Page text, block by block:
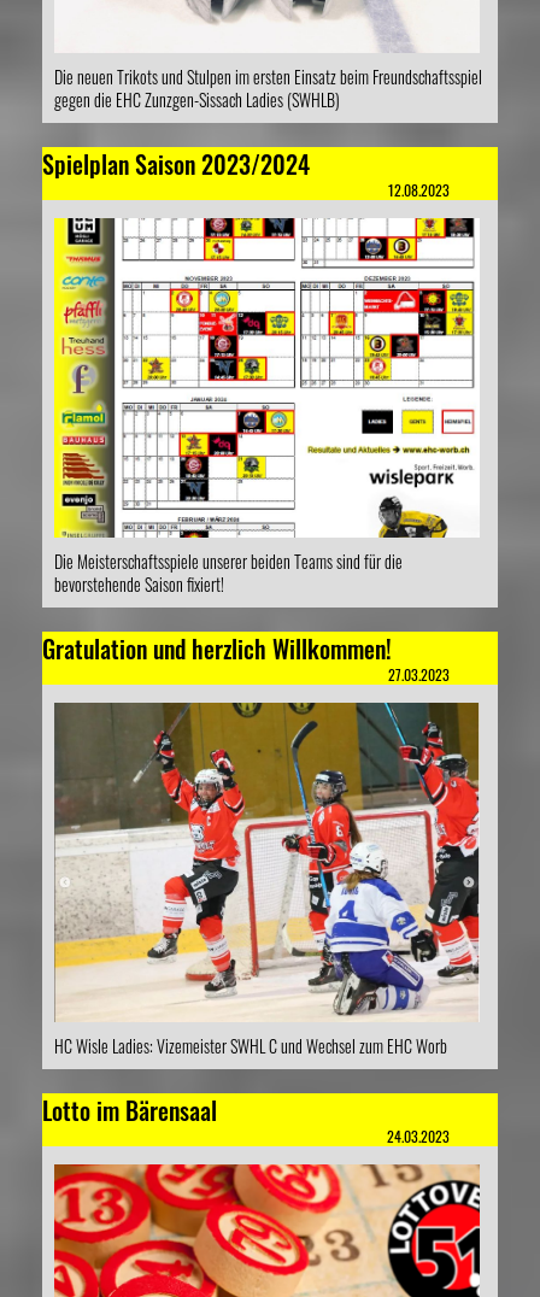
Die neuen Trikots und Stulpen im ersten Einsatz beim Freundschaftsspiel
gegen die EHC Zunzgen-Sissach Ladies (SWHLB)
Spielplan Saison 2023/2024
12.08.2023
Die Meisterschaftsspiele unserer beiden Teams sind für die
bevorstehende Saison fixiert!
Gratulation und herzlich Willkommen!
27.03.2023
HC Wisle Ladies: Vizemeister SWHL C und Wechsel zum EHC Worb
Lotto im Bärensaal
24.03.2023